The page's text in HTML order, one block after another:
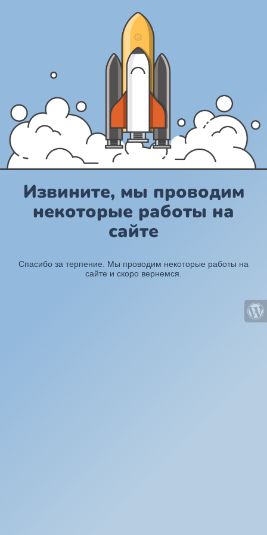
Извините, мы проводим
некоторые работы на
сайте
Спасибо за терпение. Мы проводим некоторые работы на
сайте и скоро вернемся.